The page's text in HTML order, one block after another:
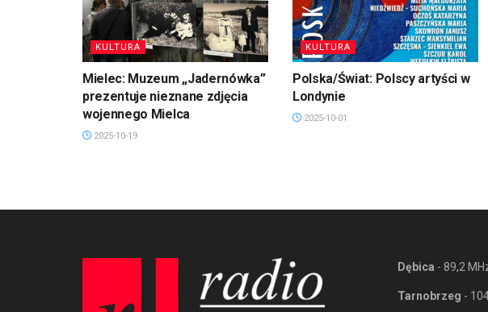
KULTURA
Mielec: Muzeum „Jadernówka”
prezentuje nieznane zdjęcia
wojennego Mielca
2025-10-19
KULTURA
Polska/Świat: Polscy artyści w
Londynie
2025-10-01
Dębica - 89,2
Tarnobrzeg -